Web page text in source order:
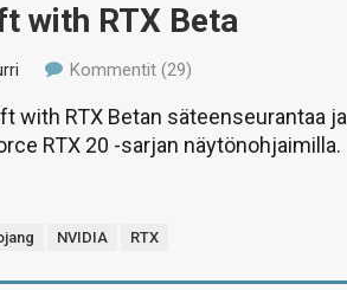
with RTX Beta
Kommentit (29)
with RTX Betan säteenseurantaa ja
RTX 20 -sarjan näytönohjaimilla.
NVIDIA RTX